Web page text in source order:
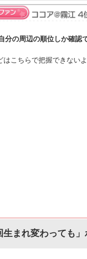
分の周辺の順位しか確認
こちらで把握できない
生まれ変わっても